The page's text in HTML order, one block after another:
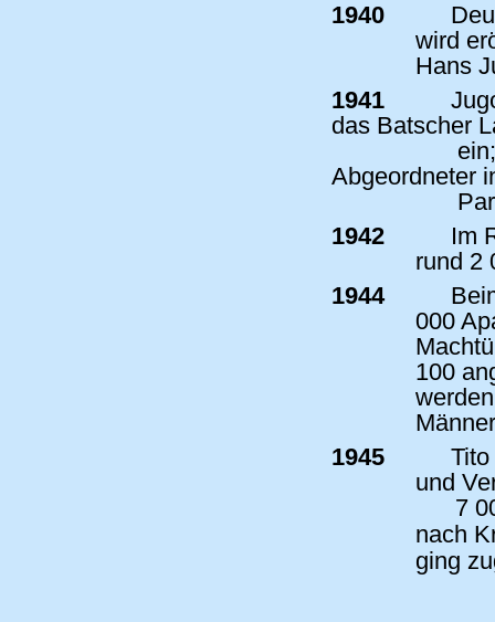
1940
wird
Hans
1941
das Batscher
Abgeordneter
1942
Im
rund 2
1944
000
100
1945
und
7
nach
ging